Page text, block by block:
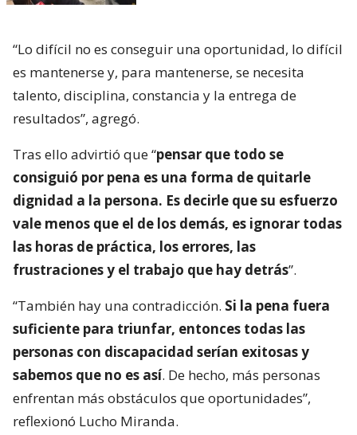
“Lo difícil no es conseguir una oportunidad, lo difícil
es mantenerse y, para mantenerse, se necesita
talento, disciplina, constancia y la entrega de
resultados”, agregó.
Tras ello advirtió que “pensar que todo se
consiguió por pena es una forma de quitarle
dignidad a la persona. Es decirle que su esfuerzo
vale menos que el de los demás, es ignorar todas
las horas de práctica, los errores, las
frustraciones y el trabajo que hay detrás”.
“También hay una contradicción. Si la pena fuera
suficiente para triunfar, entonces todas las
personas con discapacidad serían exitosas y
sabemos que no es así. De hecho, más personas
enfrentan más obstáculos que oportunidades”,
reflexionó Lucho Miranda.